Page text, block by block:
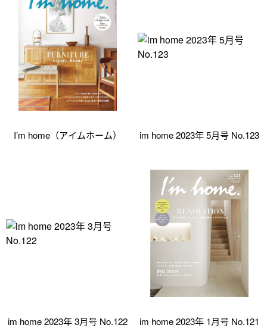
I’m home（アイムホーム） im home 2023年 5月号 No.123
im home 2023年 3月号 No.122 im home 2023年 1月号 No.121